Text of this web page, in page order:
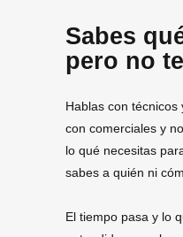
Sabes
pero no
Hablas con
con comerciales y
lo qué necesitas
sabes a quién ni
El tiempo pasa y lo